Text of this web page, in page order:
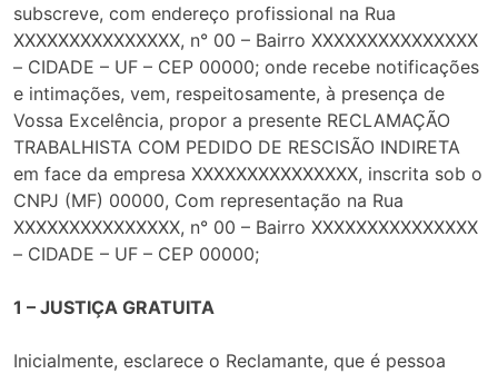
subscreve, com endereço profissional na Rua
XXXXXXXXXXXXXXX, n° 00 – Bairro XXXXXXXXXXXXXXX
– CIDADE – UF – CEP 00000; onde recebe notificações
e intimações, vem, respeitosamente, à presença de
Vossa Excelência, propor a presente RECLAMAÇÃO
TRABALHISTA COM PEDIDO DE RESCISÃO INDIRETA
em face da empresa XXXXXXXXXXXXXXX, inscrita sob o
CNPJ (MF) 00000, Com representação na Rua
XXXXXXXXXXXXXXX, n° 00 – Bairro XXXXXXXXXXXXXXX
– CIDADE – UF – CEP 00000;
1 – JUSTIÇA GRATUITA
Inicialmente, esclarece o Reclamante, que é pessoa